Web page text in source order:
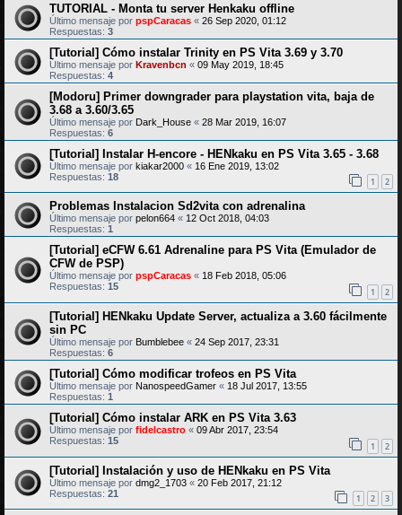
TUTORIAL - Monta tu server Henkaku offline
Último mensaje por pspCaracas « 26 Sep 2020, 01:12
Respuestas: 3
[Tutorial] Cómo instalar Trinity en PS Vita 3.69 y 3.70
Último mensaje por Kravenbcn « 09 May 2019, 18:45
Respuestas: 4
[Modoru] Primer downgrader para playstation vita, baja de
3.68 a 3.60/3.65
Último mensaje por Dark_House « 28 Mar 2019, 16:07
Respuestas: 6
[Tutorial] Instalar H-encore - HENkaku en PS Vita 3.65 - 3.68
Último mensaje por kiakar2000 « 16 Ene 2019, 13:02
Respuestas: 18 1 2
Problemas Instalacion Sd2vita con adrenalina
Último mensaje por pelon664 « 12 Oct 2018, 04:03
Respuestas: 1
[Tutorial] eCFW 6.61 Adrenaline para PS Vita (Emulador de
CFW de PSP)
Último mensaje por pspCaracas « 18 Feb 2018, 05:06
Respuestas: 15 1 2
[Tutorial] HENkaku Update Server, actualiza a 3.60 fácilmente
sin PC
Último mensaje por Bumblebee « 24 Sep 2017, 23:31
Respuestas: 6
[Tutorial] Cómo modificar trofeos en PS Vita
Último mensaje por NanospeedGamer « 18 Jul 2017, 13:55
Respuestas: 1
[Tutorial] Cómo instalar ARK en PS Vita 3.63
Último mensaje por fidelcastro « 09 Abr 2017, 23:54
Respuestas: 15 1 2
[Tutorial] Instalación y uso de HENkaku en PS Vita
Último mensaje por dmg2_1703 « 20 Feb 2017, 21:12
Respuestas: 21 1 2 3